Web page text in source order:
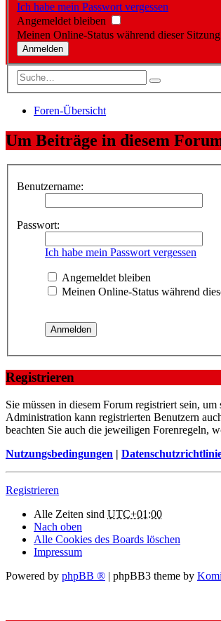
Ich habe mein Passwort vergessen
Angemeldet bleiben
Meinen Online-Status während dieser
Foren-Übersicht
Um Beiträge in diesem
Benutzername:
Passwort:
Ich habe mein Passwort vergessen
Angemeldet bleiben
Meinen Online-Status während
Registrieren
Sie müssen in diesem Forum registriert sein,
Administration kann registrierten Benutzern
beachten Sie auch die jeweiligen Forenregeln,
Nutzungsbedingungen |
Registrieren
Alle Zeiten sind UTC+01:00
Nach oben
Alle Cookies des Boards löschen
Impressum
Powered by phpBB ® | phpBB3 theme by